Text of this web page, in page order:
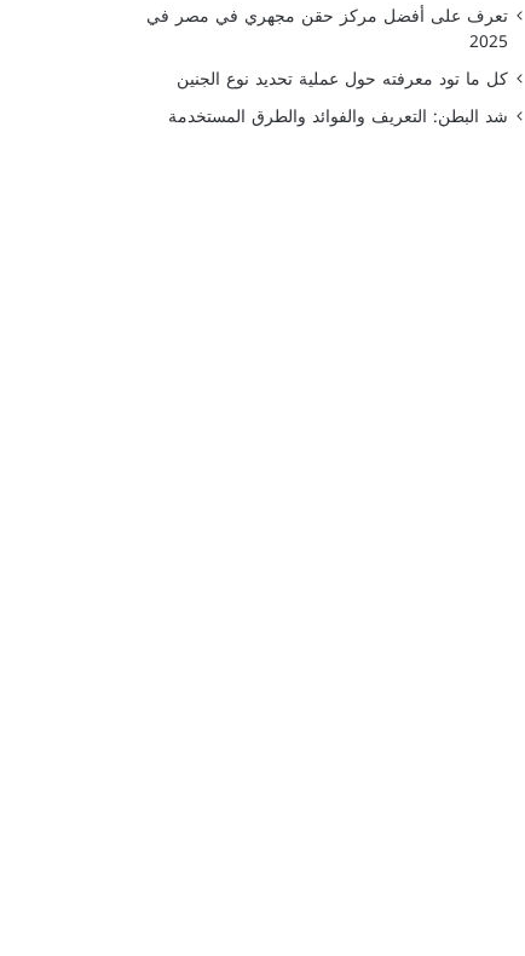
تعرف على أفضل مركز حقن مجهري في مصر في
2025
كل ما تود معرفته حول عملية تحديد نوع الجنين
شد البطن: التعريف والفوائد والطرق المستخدمة